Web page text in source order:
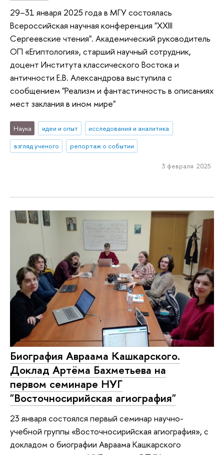
29–31 января 2025 года в МГУ состоялась
Всероссийская научная конференция "XXIII
Сергеевские чтения". Академический руководитель
ОП «Египтология», старший научный сотрудник,
доцент Института классического Востока и
античности Е.В. Александрова выступила с
сообщением "Реализм и фантастичность в описаниях
мест заклания в ином мире"
Наука идеи и опыт
исследования и аналитика
взгляд ученого
репортаж о событии
3 февраля 2025
Биография Авраама Кашкарского.
Доклад Артёма Бахметьева на
первом семинаре НУГ
"Восточносирийская агиография"
23 января состоялся первый семинар научно-
учебной группы «Восточносирийская агиография», с
докладом о биографии Авраама Кашкарского